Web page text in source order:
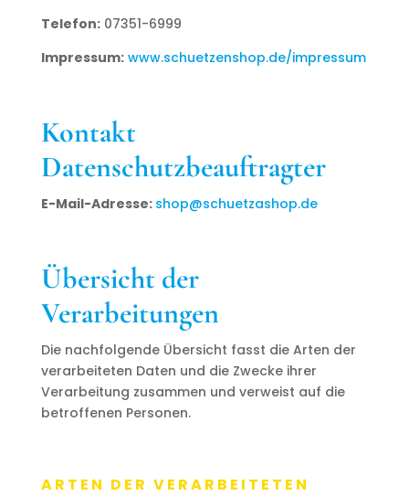
Telefon: 07351-6999
Impressum: www.schuetzenshop.de/impressum
Kontakt
Datenschutzbeauftragter
E-Mail-Adresse: shop@schuetzashop.de
Übersicht der
Verarbeitungen
Die nachfolgende Übersicht fasst die Arten der
verarbeiteten Daten und die Zwecke ihrer
Verarbeitung zusammen und verweist auf die
betroffenen Personen.
ARTEN DER VERARBEITETEN